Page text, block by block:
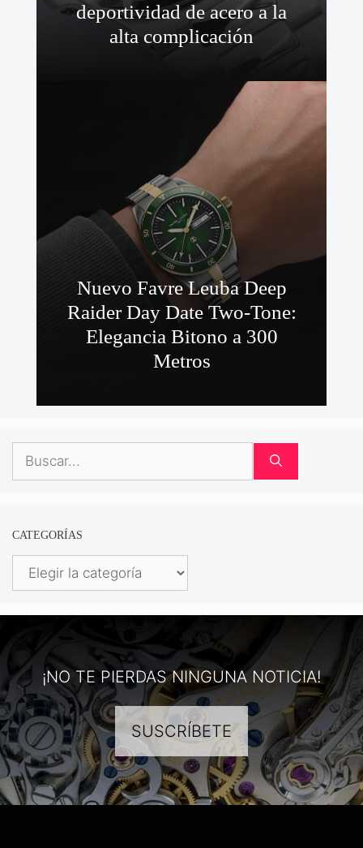
deportividad de acero a la
alta complicación
Nuevo Favre Leuba Deep
Raider Day Date Two-Tone:
Elegancia Bitono a 300
Metros
Buscar:
CATEGORÍAS
Categorías
¡NO TE PIERDAS NINGUNA NOTICIA!
SUSCRÍBETE